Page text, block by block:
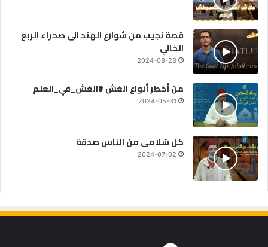
قصة نجيب من شوارع الهند الى صحراء الربع
الخالي
2024-08-28
من أخطر أنواع الغش #الغش_في_العلم
2024-05-31
كل سُلامى من الناس صدقة
2024-07-02